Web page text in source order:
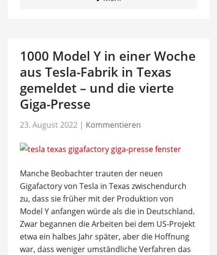
1000 Model Y in einer Woche
aus Tesla-Fabrik in Texas
gemeldet – und die vierte
Giga-Presse
23. August 2022 | Kommentieren
Manche Beobachter trauten der neuen
Gigafactory von Tesla in Texas zwischendurch
zu, dass sie früher mit der Produktion von
Model Y anfangen würde als die in Deutschland.
Zwar begannen die Arbeiten bei dem US-Projekt
etwa ein halbes Jahr später, aber die Hoffnung
war, dass weniger umständliche Verfahren das